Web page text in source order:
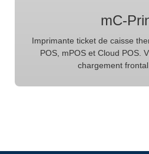
mC-
Imprimante ticket de caisse
POS, mPOS et Cloud POS.
chargement